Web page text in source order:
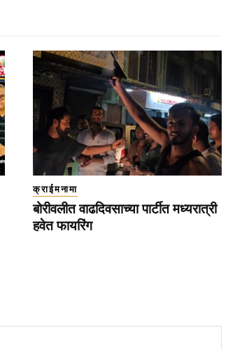
क्राईमनामा
बोरीवलीत वाढदिवसाच्या पार्टीत मध्यरात्री
हवेत फायरिंग